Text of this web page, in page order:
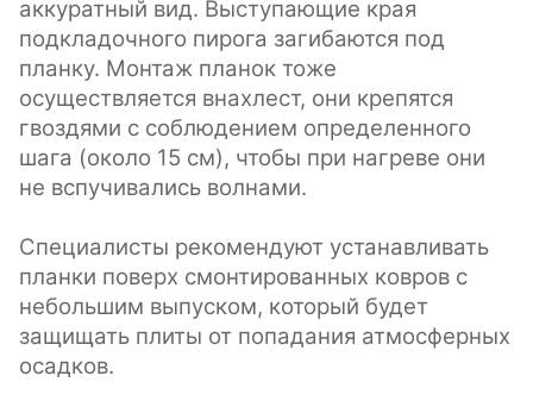
аккуратный вид. Выступающие края
подкладочного пирога загибаются под
планку. Монтаж планок тоже
осуществляется внахлест, они крепятся
гвоздями с соблюдением определенного
шага (около 15 см), чтобы при нагреве они
не вспучивались волнами.
Специалисты рекомендуют устанавливать
планки поверх смонтированных ковров с
небольшим выпуском, который будет
защищать плиты от попадания атмосферных
осадков.